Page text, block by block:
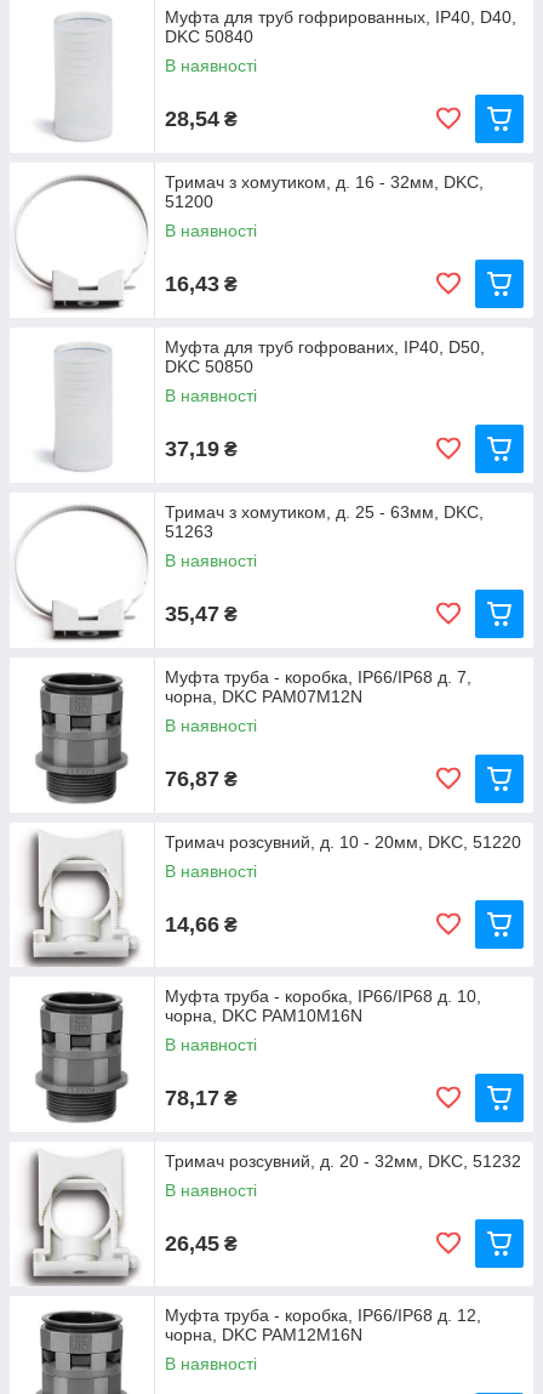
Муфта для труб гофрированных, IP40, D40,
DKC 50840
В наявності
28,54 ₴
Тримач з хомутиком, д. 16 - 32мм, DKC,
51200
В наявності
16,43 ₴
Муфта для труб гофрованих, IP40, D50,
DKC 50850
В наявності
37,19 ₴
Тримач з хомутиком, д. 25 - 63мм, DKC,
51263
В наявності
35,47 ₴
Муфта труба - коробка, IP66/IP68 д. 7,
чорна, DKC PAM07M12N
В наявності
76,87 ₴
Тримач розсувний, д. 10 - 20мм, DKC, 51220
В наявності
14,66 ₴
Муфта труба - коробка, IP66/IP68 д. 10,
чорна, DKC PAM10M16N
В наявності
78,17 ₴
Тримач розсувний, д. 20 - 32мм, DKC, 51232
В наявності
26,45 ₴
Муфта труба - коробка, IP66/IP68 д. 12,
чорна, DKC PAM12M16N
В наявності